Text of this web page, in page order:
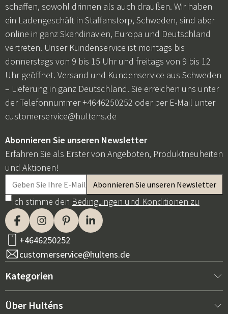
schaffen, sowohl drinnen als auch draußen. Wir haben
ein Ladengeschäft in Staffanstorp, Schweden, sind aber
online in ganz Skandinavien, Europa und Deutschland
vertreten. Unser Kundenservice ist montags bis
donnerstags von 9 bis 15 Uhr und freitags von 9 bis 12
Uhr geöffnet. Versand und Kundenservice aus Schweden
– Lieferung in ganz Deutschland. Sie erreichen uns unter
der Telefonnummer +4646250252 oder per E-Mail unter
customerservice@hultens.de
Abonnieren Sie unseren Newsletter
Erfahren Sie als Erster von Angeboten, Produktneuheiten
und Aktionen!
Ich stimme den Bedingungen und Konditionen zu
+4646250252
customerservice@hultens.de
Kategorien
Neu bei uns
Über Hulténs